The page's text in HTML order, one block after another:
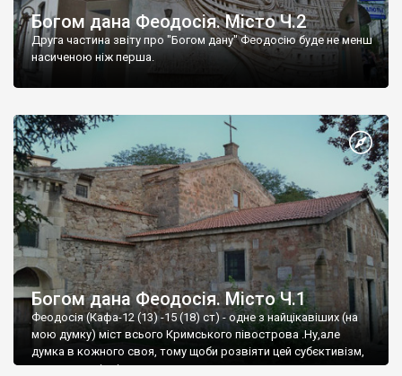
Богом дана Феодосія. Місто Ч.2
Друга частина звіту про "Богом дану" Феодосію буде не менш
насиченою ніж перша.
Богом дана Феодосія. Місто Ч.1
Феодосія (Кафа-12 (13) -15 (18) ст) - одне з найцікавіших (на
мою думку) міст всього Кримського півострова .Ну,але
думка в кожного своя, тому щоби розвіяти цей субєктивізм,
запрошую відвідати це